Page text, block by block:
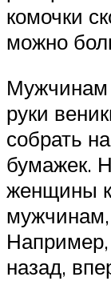
комочки
можно
Мужчинам
руки
собрать
бумажек.
женщины
мужчинам,
Например,
назад,